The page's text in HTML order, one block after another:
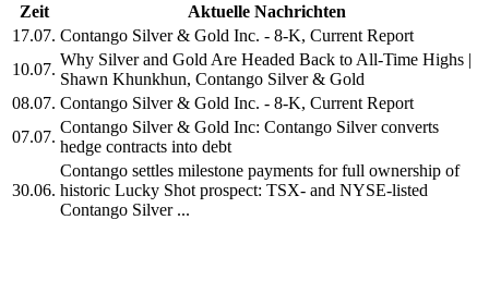
Zeit
Aktuelle Nachrichten
17.07. Contango Silver & Gold Inc. - 8-K, Current Report
10.07.
Why Silver and Gold Are Headed Back to All-Time Highs |
Shawn Khunkhun, Contango Silver & Gold
08.07. Contango Silver & Gold Inc. - 8-K, Current Report
07.07.
Contango Silver & Gold Inc: Contango Silver converts
hedge contracts into debt
30.06.
Contango settles milestone payments for full ownership of
historic Lucky Shot prospect: TSX- and NYSE-listed
Contango Silver ...